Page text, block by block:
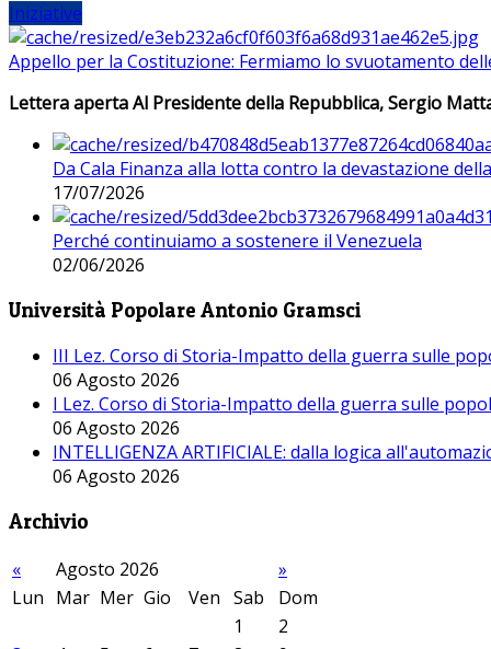
Iniziative
Appello per la Costituzione: Fermiamo lo svuotamento
Lettera aperta Al Presidente della Repubblica, Sergio
Da Cala Finanza alla lotta contro la devastazione
17/07/2026
Perché continuiamo a sostenere il Venezuela
02/06/2026
Università Popolare Antonio Gramsci
III Lez. Corso di Storia-Impatto della guerra sulle
06 Agosto 2026
I Lez. Corso di Storia-Impatto della guerra sulle
06 Agosto 2026
INTELLIGENZA ARTIFICIALE: dalla logica
06 Agosto 2026
Archivio
« Agosto 2026
»
Lun Mar Mer Gio Ven Sab
Dom
1
2